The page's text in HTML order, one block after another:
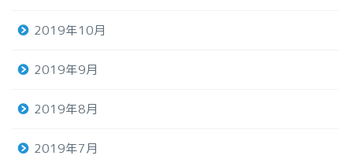
2019年10月
2019年9月
2019年8月
2019年7月